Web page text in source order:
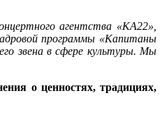
агентства «КА22»,
программы «Капитаны
звена в сфере культуры. Мы
о ценностях, традициях,